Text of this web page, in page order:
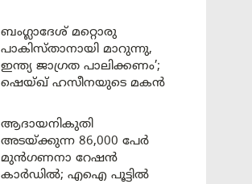
ബംഗ്ലാദേശ് മറ്റൊരു
പാകിസ്താനായി മാറുന്നു,
ഇന്ത്യ ജാഗ്രത പാലിക്കണം’;
ഷെയ്ഖ് ഹസീനയുടെ മകൻ
ആദായനികുതി
അടയ്ക്കുന്ന 86,000 പേർ
മുൻഗണനാ റേഷൻ
കാർഡിൽ; എഐ പൂട്ടിൽ